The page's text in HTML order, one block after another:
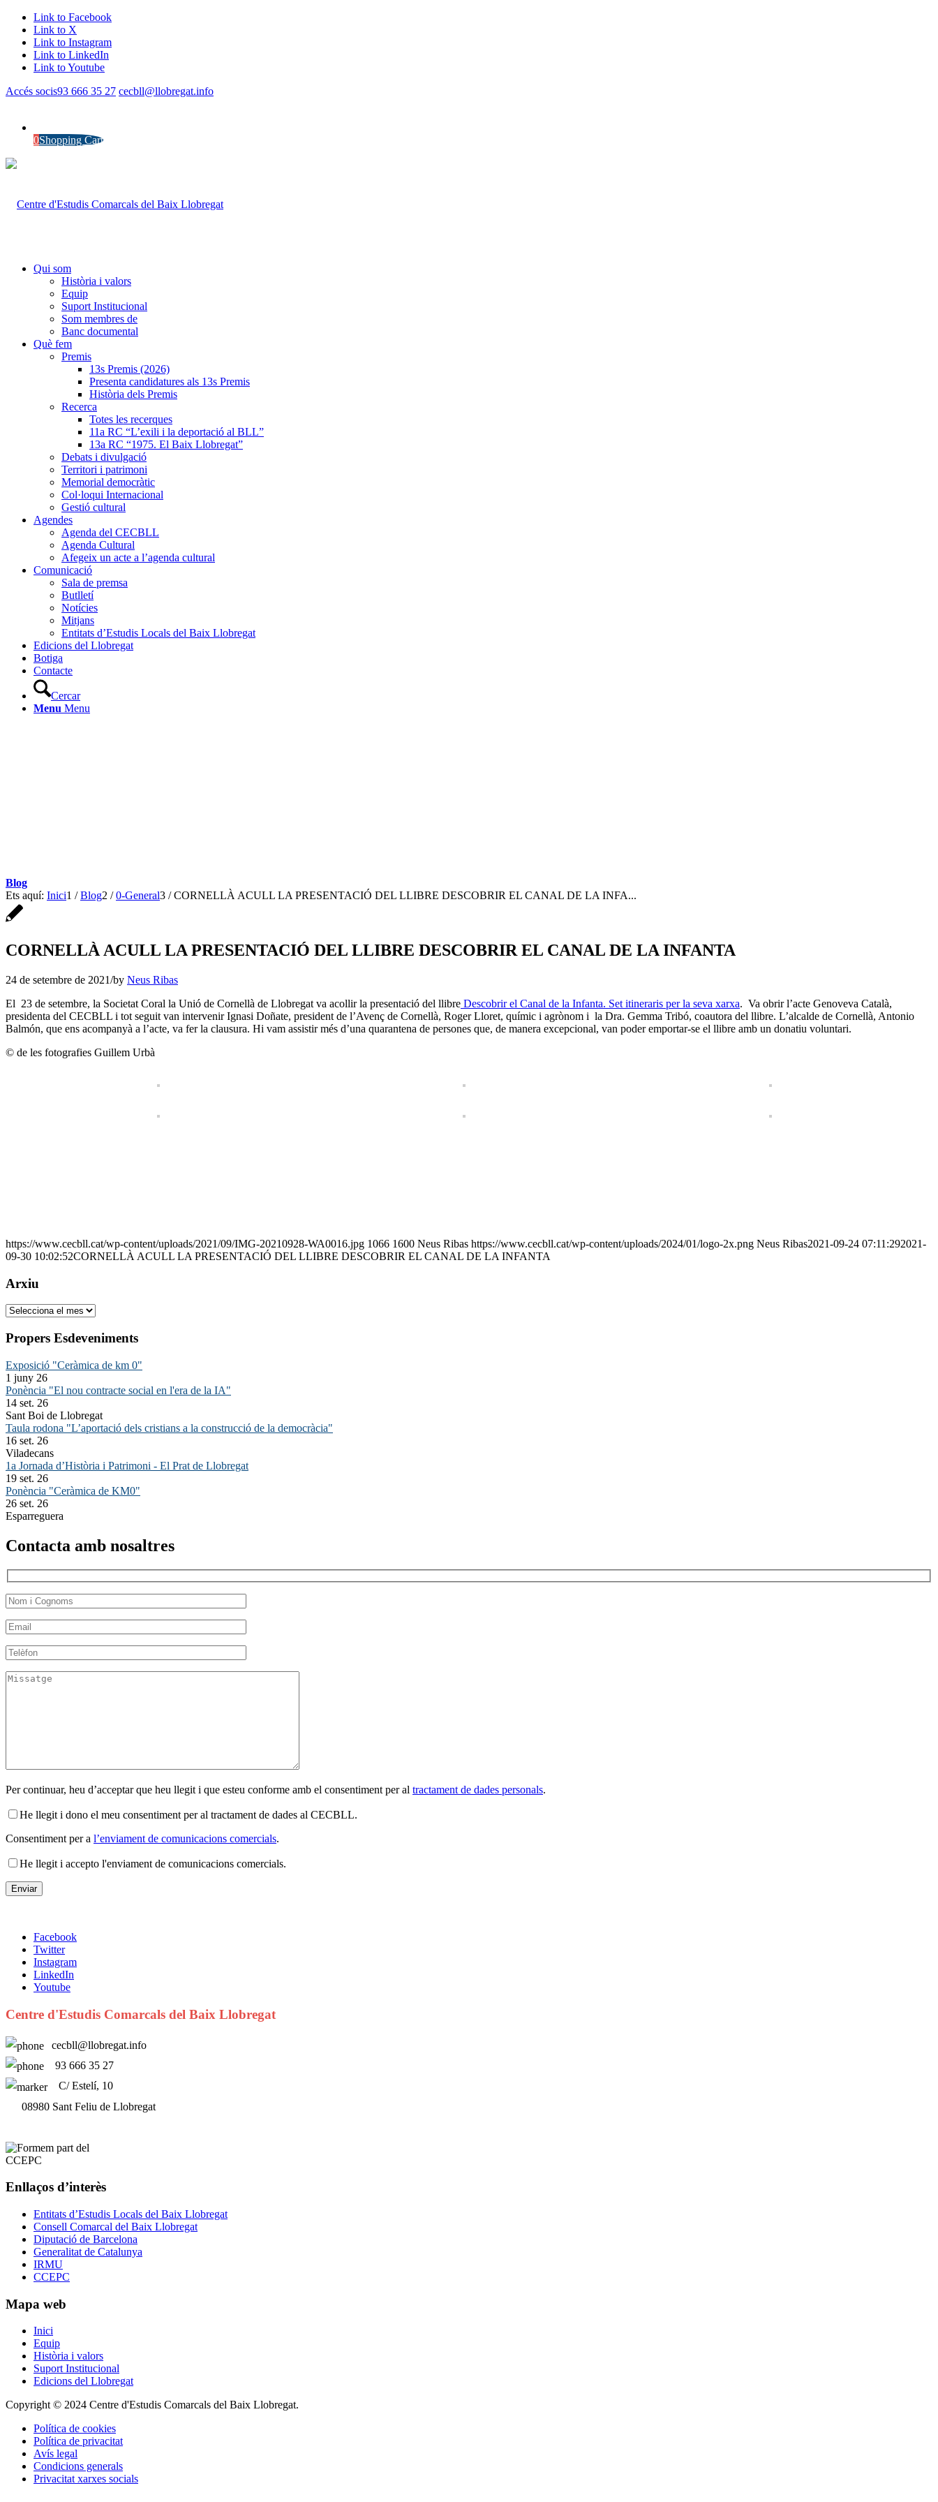
Link to Facebook
Link to X
Link to Instagram
Link to LinkedIn
Link to Youtube
Accés socis93 666 35 27 cecbll@llobregat.info
0Shopping Cart
Qui som
Història i valors
Equip
Suport Institucional
Som membres de
Banc documental
Què fem
Premis
13s Premis (2026)
Presenta candidatures als 13s Premis
Història dels Premis
Recerca
Totes les recerques
11a RC “L’exili i la deportació al BLL”
13a RC “1975. El Baix Llobregat”
Debats i divulgació
Territori i patrimoni
Memorial democràtic
Col·loqui Internacional
Gestió cultural
Agendes
Agenda del CECBLL
Agenda Cultural
Afegeix un acte a l’agenda cultural
Comunicació
Sala de premsa
Butlletí
Notícies
Mitjans
Entitats d’Estudis Locals del Baix Llobregat
Edicions del Llobregat
Botiga
Contacte
Cercar
Menu Menu
Blog
Ets aquí: Inici1 / Blog2 / 0-General3 / CORNELLÀ ACULL LA PRESENTACIÓ DEL LLIBRE DESCOBRIR EL CANAL DE LA INFA...
CORNELLÀ ACULL LA PRESENTACIÓ DEL LLIBRE DESCOBRIR EL CANAL DE LA INFANTA
24 de setembre de 2021/by Neus Ribas
El 23 de setembre, la Societat Coral la Unió de Cornellà de Llobregat va acollir la presentació del llibre Descobrir el Canal de la Infanta. Set itineraris per la seva xarxa. Va obrir l’acte Genoveva Català,
presidenta del CECBLL i tot seguit van intervenir Ignasi Doñate, president de l’Avenç de Cornellà, Roger Lloret, químic i agrònom i la Dra. Gemma Tribó, coautora del llibre. L’alcalde de Cornellà, Antonio
Balmón, que ens acompanyà a l’acte, va fer la clausura. Hi vam assistir més d’una quarantena de persones que, de manera excepcional, van poder emportar-se el llibre amb un donatiu voluntari.
© de les fotografies Guillem Urbà
https://www.cecbll.cat/wp-content/uploads/2021/09/IMG-20210928-WA0016.jpg 1066 1600 Neus Ribas https://www.cecbll.cat/wp-content/uploads/2024/01/logo-2x.png Neus Ribas2021-09-24 07:11:292021-
09-30 10:02:52CORNELLÀ ACULL LA PRESENTACIÓ DEL LLIBRE DESCOBRIR EL CANAL DE LA INFANTA
Arxiu
Arxiu
Propers Esdeveniments
Exposició "Ceràmica de km 0"
1 juny 26
Ponència "El nou contracte social en l'era de la IA"
14 set. 26
Sant Boi de Llobregat
Taula rodona "L’aportació dels cristians a la construcció de la democràcia"
16 set. 26
Viladecans
1a Jornada d’Història i Patrimoni - El Prat de Llobregat
19 set. 26
Ponència "Ceràmica de KM0"
26 set. 26
Esparreguera
Contacta amb nosaltres
Per continuar, heu d’acceptar que heu llegit i que esteu conforme amb el consentiment per al tractament de dades personals.
He llegit i dono el meu consentiment per al tractament de dades al CECBLL.
Consentiment per a l’enviament de comunicacions comercials.
He llegit i accepto l'enviament de comunicacions comercials.
Facebook
Twitter
Instagram
LinkedIn
Youtube
Centre d'Estudis Comarcals del Baix Llobregat
cecbll@llobregat.info
93 666 35 27
C/ Estelí, 10
08980 Sant Feliu de Llobregat
Enllaços d’interès
Entitats d’Estudis Locals del Baix Llobregat
Consell Comarcal del Baix Llobregat
Diputació de Barcelona
Generalitat de Catalunya
IRMU
CCEPC
Mapa web
Inici
Equip
Història i valors
Suport Institucional
Edicions del Llobregat
Copyright © 2024 Centre d'Estudis Comarcals del Baix Llobregat.
Política de cookies
Política de privacitat
Avís legal
Condicions generals
Privacitat xarxes socials